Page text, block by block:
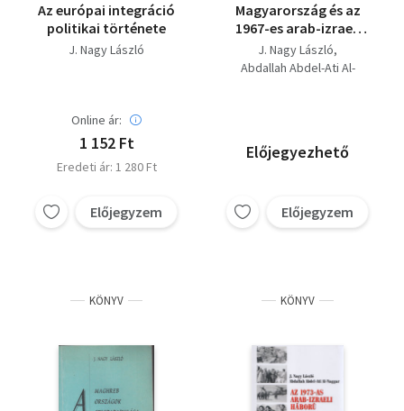
Az európai integráció
politikai története
J. Nagy László
Online ár:
1 152 Ft
Eredeti ár: 1 280 Ft
Előjegyzem
Magyarország és az
1967-es arab-izraeli
háború - Hungary and
the Arab-Israeli War of
J. Nagy László
Abdallah Abdel-Ati Al-
Előjegyezhető
Előjegyzem
KÖNYV KÖNYV